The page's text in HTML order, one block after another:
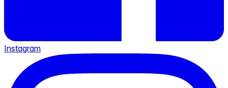
Instagram